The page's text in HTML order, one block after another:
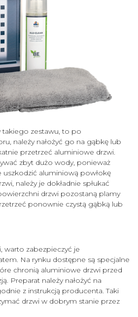
takiego zestawu, to po
należy nałożyć go na gąbkę lub
przetrzeć aluminiowe drzwi.
zbyt dużo wody, ponieważ
aluminiową powłokę
należy je dokładnie spłukać
drzwi pozostaną plamy
ponownie czystą gąbką lub
warto zabezpieczyć je
Na rynku dostępne są specjalne
chronią aluminiowe drzwi przed
Preparat należy nałożyć na
z instrukcją producenta. Taki
drzwi w dobrym stanie przez